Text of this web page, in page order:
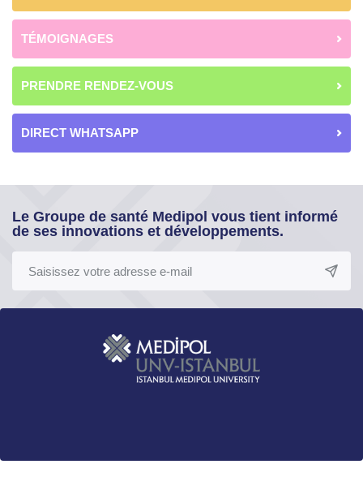
TÉMOIGNAGES
PRENDRE RENDEZ-VOUS
DIRECT WHATSAPP
Le Groupe de santé Medipol vous tient informé
de ses innovations et développements.